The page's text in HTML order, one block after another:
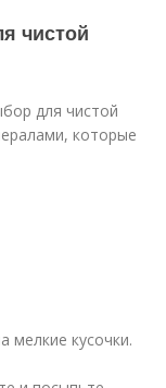
чистой
для чистой
которые
мелкие кусочки.